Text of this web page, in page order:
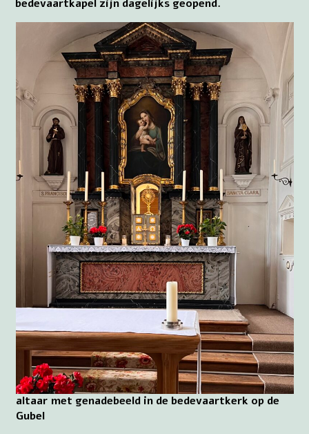
bedevaartkapel zijn dagelijks geopend.
altaar met genadebeeld in de bedevaartkerk op de
Gubel